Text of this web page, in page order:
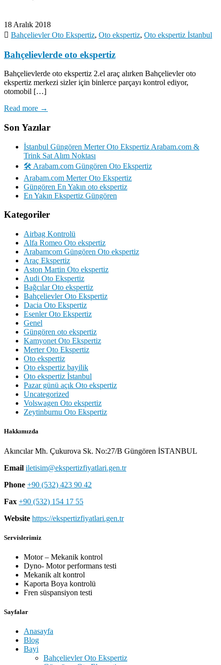
18 Aralık 2018
Bahçelievler Oto Ekspertiz, Oto ekspertiz, Oto ekspertiz İstanbul
Bahçelievlerde oto ekspertiz
Bahçelievlerde oto ekspertiz 2.el araç alırken Bahçelievler oto
ekspertiz merkezi sizler için binlerce parçayı kontrol ediyor,
otomobil […]
Read more →
Son Yazılar
İstanbul Güngören Merter Oto Ekspertiz Arabam.com &
Trink Sat Alım Noktası
🛠️ Arabam.com Güngören Oto Ekspertiz
Arabam.com Merter Oto Ekspertiz
Güngören En Yakın oto ekspertiz
En Yakın Ekspertiz Güngören
Kategoriler
Airbag Kontrolü
Alfa Romeo Oto ekspertiz
Arabamcom Güngören Oto ekspertiz
Araç Ekspertiz
Aston Martin Oto ekspertiz
Audi Oto Ekspertiz
Bağcılar Oto ekspertiz
Bahçelievler Oto Ekspertiz
Dacia Oto Ekspertiz
Esenler Oto Ekspertiz
Genel
Güngören oto ekspertiz
Kamyonet Oto Ekspertiz
Merter Oto Ekspertiz
Oto ekspertiz
Oto ekspertiz bayilik
Oto ekspertiz İstanbul
Pazar günü açık Oto ekspertiz
Uncategorized
Volswagen Oto ekspertiz
Zeytinburnu Oto Ekspertiz
Hakkımızda
Akıncılar Mh. Çukurova Sk. No:27/B Güngören İSTANBUL
Email iletisim@ekspertizfiyatlari.gen.tr
Phone +90 (532) 423 90 42
Fax +90 (532) 154 17 55
Website https://ekspertizfiyatlari.gen.tr
Servislerimiz
Motor – Mekanik kontrol
Dyno- Motor performans testi
Mekanik alt kontrol
Kaporta Boya kontrolü
Fren süspansiyon testi
Sayfalar
Anasayfa
Blog
Bayi
Bahçelievler Oto Ekspertiz